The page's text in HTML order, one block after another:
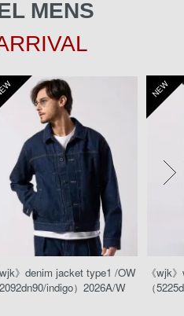
MENS
wjk》denim jacket type1 /OW
2092dn90/indigo）2026A/W
NEW
《wjk
（